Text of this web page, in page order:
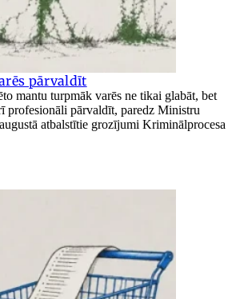
pārvaldīt
mantu turpmāk varēs ne tikai glabāt, bet
profesionāli pārvaldīt, paredz Ministru
atbalstītie grozījumi Kriminālprocesa